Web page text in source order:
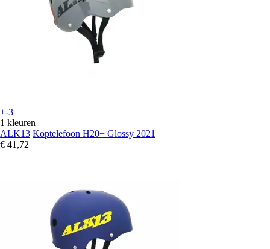
+-3
1 kleuren
ALK13 Koptelefoon H20+ Glossy 2021
€ 41,72